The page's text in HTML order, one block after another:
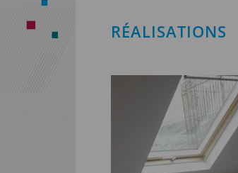
RÉALISATIONS